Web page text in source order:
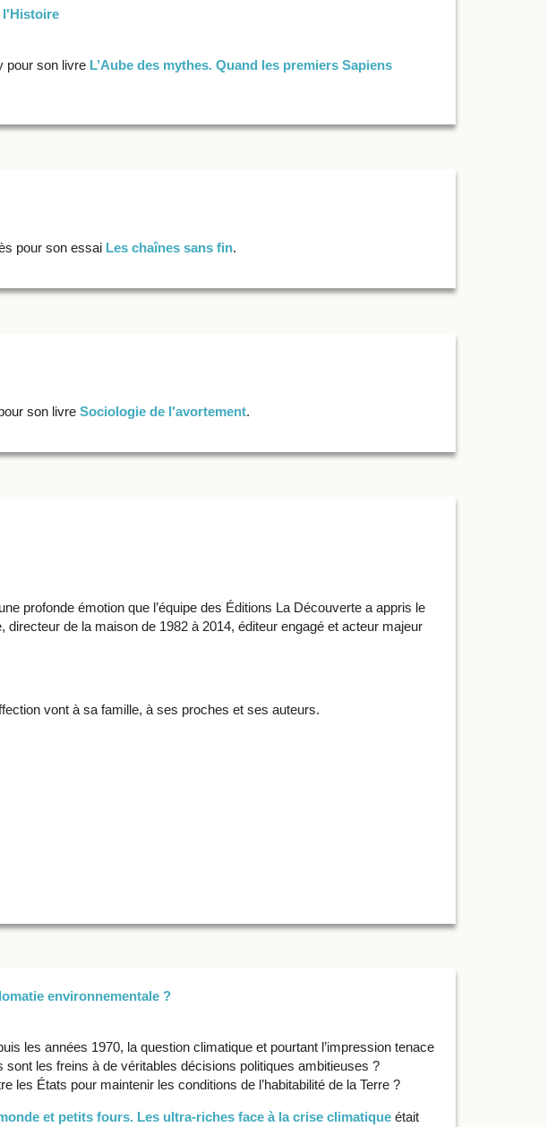
l'Histoire
pour son livre L’Aube des mythes. Quand les premiers Sapiens
pour son essai Les chaînes sans fin.
son livre Sociologie de l'avortement.
profonde émotion que l’équipe des Éditions La Découverte a appris le
de la maison de 1982 à 2014, éditeur engagé et acteur majeur
vont à sa famille, à ses proches et ses auteurs.
environnementale ?
les années 1970, la question climatique et pourtant l’impression tenace
sont les freins à de véritables décisions politiques ambitieuses ?
les États pour maintenir les conditions de l’habitabilité de la Terre ?
et petits fours. Les ultra-riches face à la crise climatiqueétait